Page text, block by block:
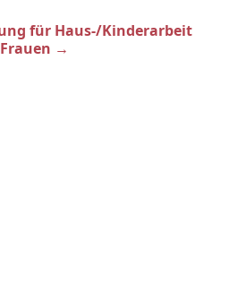
für Haus-/Kinderarbeit
→